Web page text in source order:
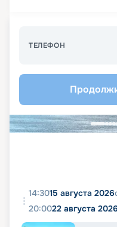
ТЕЛЕФОН
14:3015 августа 2026
20:0022 августа 2026